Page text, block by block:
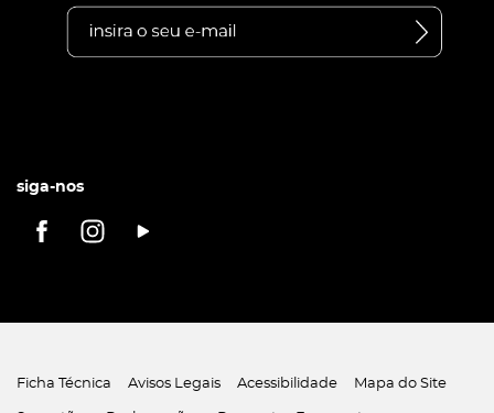
siga-nos
Ficha Técnica Avisos Legais Acessibilidade Mapa do Site